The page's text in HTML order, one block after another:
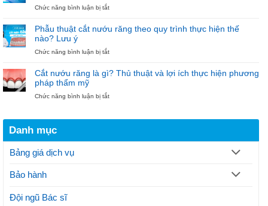
–
Noel”
6.000.000đ
Niềng
tại
khoa
Chức năng bình luận bị tắtở
hàm:
pháp
điều
Phẫu thuật cắt nướu răng theo quy trình thực hiện thế
nào? Lưu ý
Chức năng bình luận bị tắtở
thuật
răng
hiện
Cắt nướu răng là gì? Thủ thuật và lợi ích thực hiện phương
pháp thẩm mỹ
Chức năng bình luận bị tắtở
gì?
Danh mục
Bảng giá dịch vụ
Bảo hành
Đội ngũ Bác sĩ